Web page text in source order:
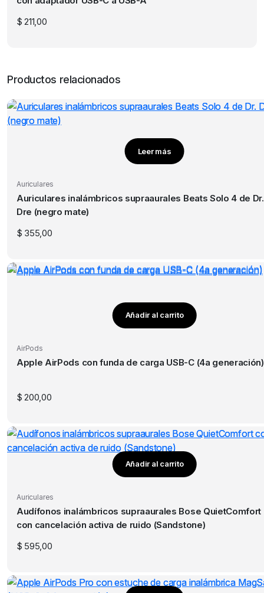
$ 211,00
Productos relacionados
Leer más
Auriculares
Auriculares inalámbricos supraaurales Beats Solo 4 de Dr.
Dre (negro mate)
$ 355,00
Añadir al carrito
AirPods
Apple AirPods con funda de carga USB-C (4a generación)
$ 200,00
Añadir al carrito
Auriculares
Audífonos inalámbricos supraaurales Bose QuietComfort
con cancelación activa de ruido (Sandstone)
$ 595,00